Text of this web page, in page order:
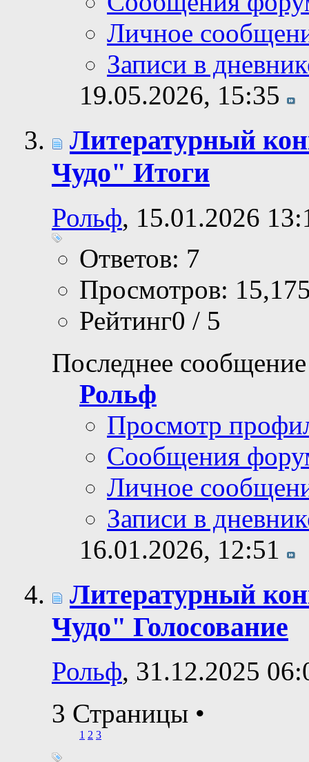
Личное
Записи в
19.05.2026, 15:35
Литературный
Чудо" Итоги
Рольф, 15.01.2026
Ответов: 7
Просмотров:
Рейтинг0 / 5
Последнее
Рольф
Просмотр
Сообщения
Личное
Записи в
16.01.2026, 12:51
Литературный
Чудо" Голосование
Рольф, 31.12.2025
3 Страницы •
1 2 3